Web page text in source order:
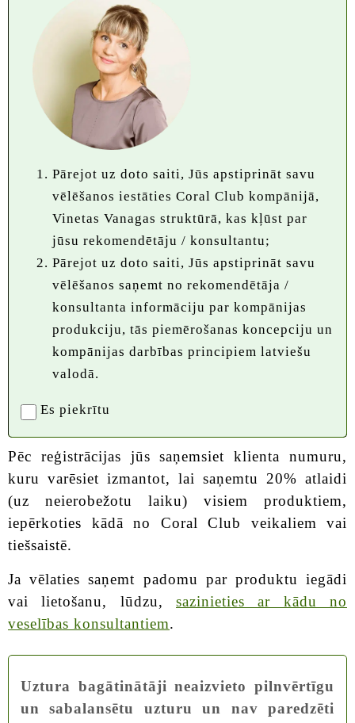
Pārejot uz doto saiti, Jūs apstiprināt savu
vēlēšanos iestāties Coral Club kompānijā,
Vinetas Vanagas struktūrā, kas kļūst par
jūsu rekomendētāju / konsultantu;
Pārejot uz doto saiti, Jūs apstiprināt savu
vēlēšanos saņemt no rekomendētāja /
konsultanta informāciju par kompānijas
produkciju, tās piemērošanas koncepciju un
kompānijas darbības principiem latviešu
valodā.
Es piekrītu
Pēc reģistrācijas jūs saņemsiet klienta numuru,
kuru varēsiet izmantot, lai saņemtu 20% atlaidi
(uz neierobežotu laiku) visiem produktiem,
iepērkoties kādā no Coral Club veikaliem vai
tiešsaistē.
Ja vēlaties saņemt padomu par produktu iegādi
vai lietošanu, lūdzu, sazinieties ar kādu no
veselības konsultantiem.
Uztura bagātinātāji neaizvieto pilnvērtīgu
un sabalansētu uzturu un nav paredzēti